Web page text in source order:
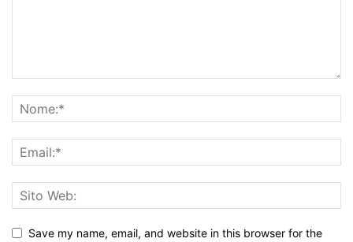
Save my name, email, and website in this browser for the